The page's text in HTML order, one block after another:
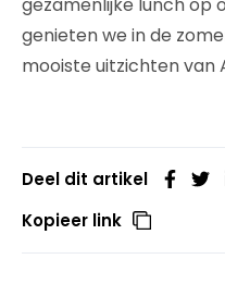
genieten we in de
mooiste uitzichten van
Deel dit artikel
Kopieer link